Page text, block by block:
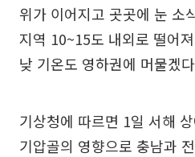
위가 이어지고 곳곳에 눈 소
지역 10~15도 내외로 떨어
낮 기온도 영하권에 머물겠
기상청에 따르면 1일 서해
기압골의 영향으로 충남과